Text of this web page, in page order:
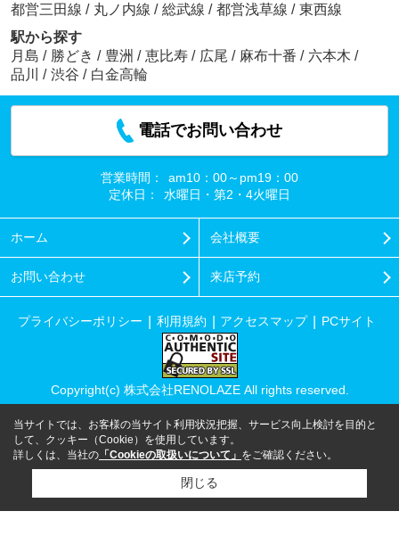
都営三田線 / 丸ノ内線 / 総武線 / 都営浅草線 / 東西線
駅から探す
月島 / 勝どき / 豊洲 / 恵比寿 / 広尾 / 麻布十番 / 六本木 /
品川
/ 渋谷 / 白金高輪
電話でお問い合わせ
営業時間：
am10：00～pm19：00
定休日：
水曜日・第2・4火曜日
ホーム 会社概要
お問い合わせ 来店予約
プライバシーポリシー 利用規約 アクセスマップ PCサイト
Copyright(c) 株式会社RENOLAZE All rights reserved.
当サイトでは、お客様の当サイト利用状況把握、サービス向上検討を目的と
して、クッキー（Cookie）を使用しています。
詳しくは、当社の 「Cookieの取扱いについて」 をご確認ください。
閉じる